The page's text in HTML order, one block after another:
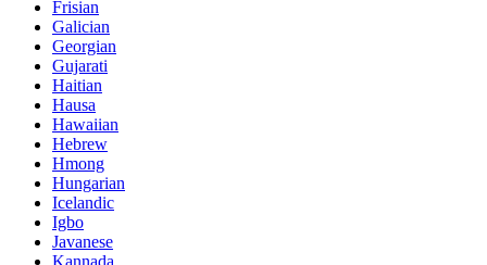
Frisian
Galician
Georgian
Gujarati
Haitian
Hausa
Hawaiian
Hebrew
Hmong
Hungarian
Icelandic
Igbo
Javanese
Kannada